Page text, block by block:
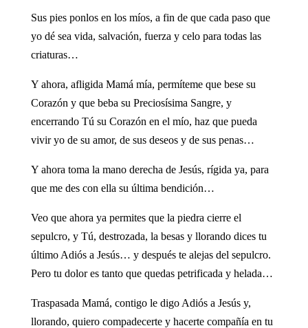
Sus pies ponlos en los míos, a fin de que cada paso que
yo dé sea vida, salvación, fuerza y celo para todas las
criaturas…
Y ahora, afligida Mamá mía, permíteme que bese su
Corazón y que beba su Preciosísima Sangre, y
encerrando Tú su Corazón en el mío, haz que pueda
vivir yo de su amor, de sus deseos y de sus penas…
Y ahora toma la mano derecha de Jesús, rígida ya, para
que me des con ella su última bendición…
Veo que ahora ya permites que la piedra cierre el
sepulcro, y Tú, destrozada, la besas y llorando dices tu
último Adiós a Jesús… y después te alejas del sepulcro.
Pero tu dolor es tanto que quedas petrificada y helada…
Traspasada Mamá, contigo le digo Adiós a Jesús y,
llorando, quiero compadecerte y hacerte compañía en tu